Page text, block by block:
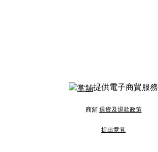
提供電子商貿服務
商舖 退貨及退款政策
提出意見